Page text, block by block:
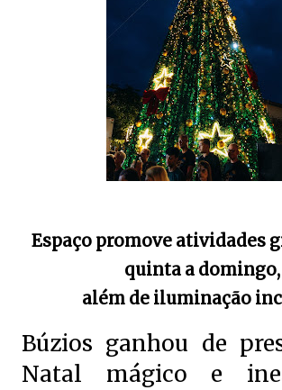
Espaço promove atividades
quinta a domingo,
além de iluminação
Búzios ganhou de
Natal mágico e